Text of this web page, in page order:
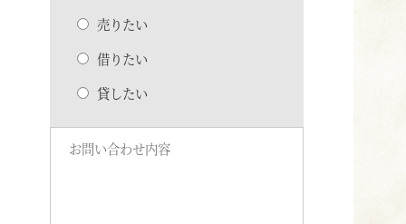
売りたい
借りたい
貸したい